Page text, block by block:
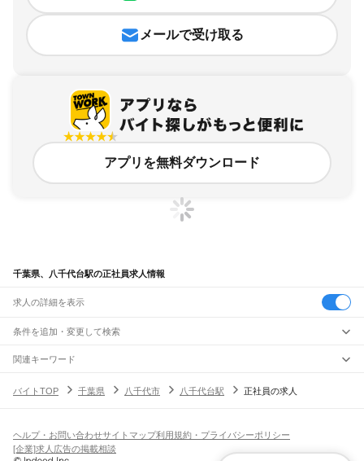
メールで受け取る
アプリを無料ダウンロード
千葉県、八千代台駅の正社員求人情報
求人の詳細を表示
条件を追加・変更して検索
市区町村を追加・変更
千葉県すべて
銚子市市川市船橋市館山市木更津市松戸市野田市茂原市成田市佐倉市
旭市習志野市柏市勝浦市 八千代市我孫子市鴨川市鎌ケ谷市
駅を追加・変更
南流山駅新松戸駅 新八柱駅 東松戸駅市川大野駅船橋法典駅 西船橋駅
JR中央・総武線
飲食・フードサービス
飲食・フードサービス
特徴を追加・変更
関連キーワード
バイトTOP
千葉県 八千代市 八千代台駅 正社員の求人
ヘルプ・お問い合わせサイトマップ利用規約・プライバシーポリシー
[企業]求人広告の掲載相談